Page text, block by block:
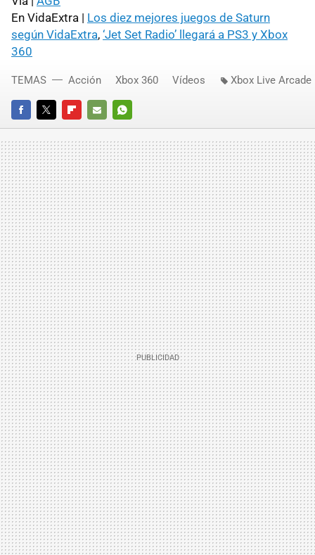
En VidaExtra | Los diez mejores juegos de Saturn
según VidaExtra, ‘Jet Set Radio’ llegará a PS3 y Xbox
360
FACEBOOKTWITTERFLIPBOARD
E-
MAIL
WHATSAPP
TEMAS Acción Xbox 360 Vídeos Xbox Live Arcade